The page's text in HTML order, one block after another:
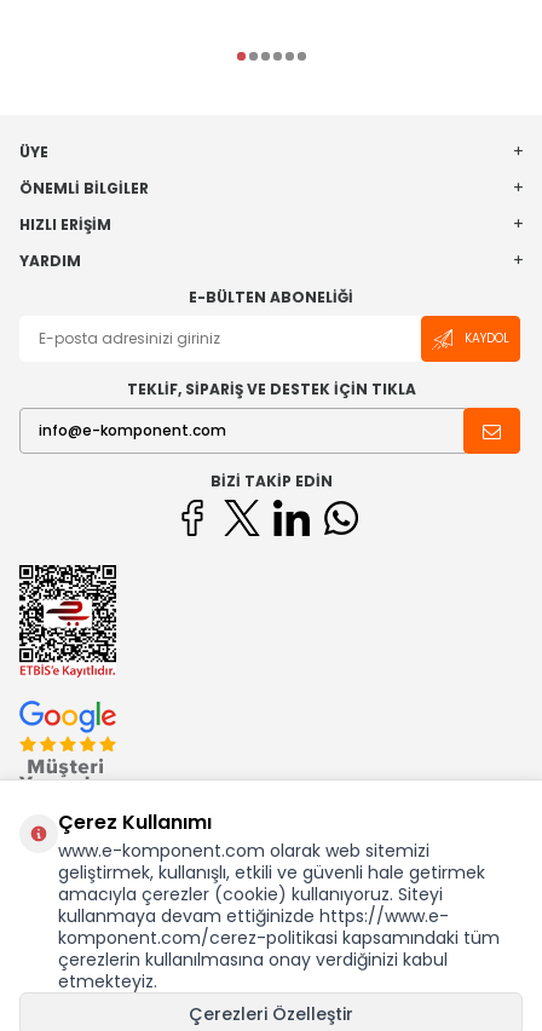
KDV Dahil Birim Fiyat
ÜYE
ÖNEMLI BILGILER
HIZLI ERIŞIM
YARDIM
E-BÜLTEN ABONELIĞI
KAYDOL
TEKLİF, SİPARİŞ VE DESTEK İÇİN TIKLA
BIZI TAKIP EDIN
Ekom Elk. Elektronik San. ve Tic. A.Ş.'nin Tescilli Bir Markasıdır
Çerez Kullanımı
www.e-komponent.com olarak web sitemizi
geliştirmek, kullanışlı, etkili ve güvenli hale getirmek
amacıyla çerezler (cookie) kullanıyoruz. Siteyi
kullanmaya devam ettiğinizde https://www.e-
komponent.com/cerez-politikasi kapsamındaki tüm
çerezlerin kullanılmasına onay verdiğinizi kabul
etmekteyiz.
Çerezleri Özelleştir